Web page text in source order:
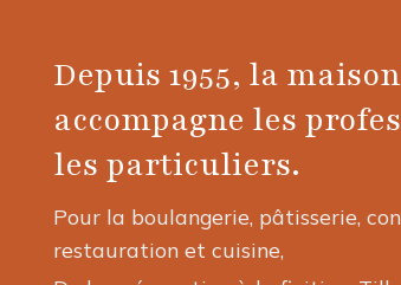
peuvent
être
choisies
la
page
du
produit
Depuis 1955, la
accompagne les
les particuliers.
Pour la boulangerie, pâtisserie,
restauration et cuisine,